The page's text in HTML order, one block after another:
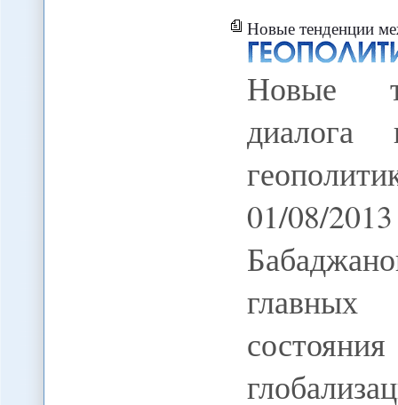
Новые тенденции
Новые
диалога
01/08/
главных